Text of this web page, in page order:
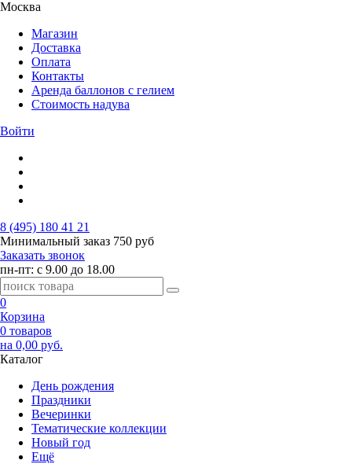
Москва
Магазин
Доставка
Оплата
Контакты
Аренда баллонов с гелием
Стоимость надува
Войти
8 (495) 180 41 21
Минимальный заказ 750 руб
Заказать звонок
пн-пт: с 9.00 до 18.00
0
Корзина
0 товаров
на 0,00 руб.
Каталог
День рождения
Праздники
Вечеринки
Тематические коллекции
Новый год
Ещё